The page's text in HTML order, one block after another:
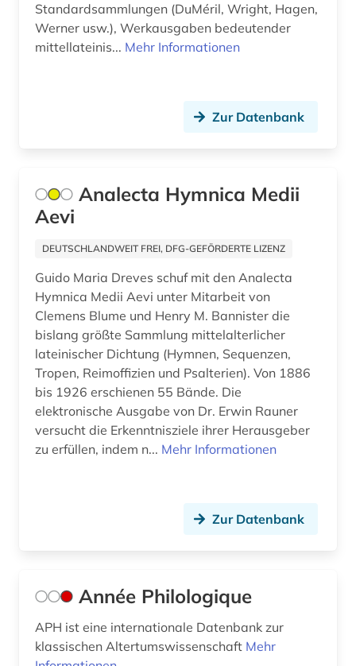
italien (3)
italienisch (2)
geschichtsschreiber (1)
jüdischer krieg | 66-70| (1)
kaiser (1)
kanon (1)
kanonessammlung (1)
katalog (17)
keltisches sprachgebiet (2)
kirchenväter (6)
Standardsammlungen (DuMéril, Wright, Hagen,
Werner usw.), Werkausgaben bedeutender
mittellateinis... Mehr Informationen
Zur Datenbank
Analecta Hymnica Medii
Aevi
DEUTSCHLANDWEIT FREI, DFG-GEFÖRDERTE LIZENZ
Guido Maria Dreves schuf mit den Analecta
Hymnica Medii Aevi unter Mitarbeit von
Clemens Blume und Henry M. Bannister die
bislang größte Sammlung mittelalterlicher
lateinischer Dichtung (Hymnen, Sequenzen,
Tropen, Reimoffizien und Psalterien). Von 1886
bis 1926 erschienen 55 Bände. Die
elektronische Ausgabe von Dr. Erwin Rauner
versucht die Erkenntnisziele ihrer Herausgeber
zu erfüllen, indem n... Mehr Informationen
Zur Datenbank
Année Philologique
APH ist eine internationale Datenbank zur
klassischen Altertumswissenschaft Mehr